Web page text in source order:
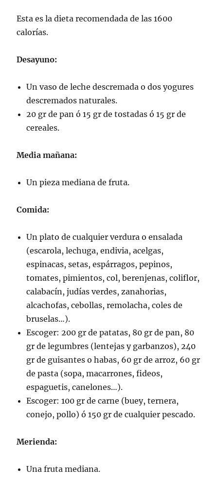
Esta es la dieta recomendada de las 1600
calorías.
Desayuno:
Un vaso de leche descremada o dos yogures
descremados naturales.
20 gr de pan ó 15 gr de tostadas ó 15 gr de
cereales.
Media mañana:
Un pieza mediana de fruta.
Comida:
Un plato de cualquier verdura o ensalada
(escarola, lechuga, endivia, acelgas,
espinacas, setas, espárragos, pepinos,
tomates, pimientos, col, berenjenas, coliflor,
calabacín, judías verdes, zanahorias,
alcachofas, cebollas, remolacha, coles de
bruselas…).
Escoger: 200 gr de patatas, 80 gr de pan, 80
gr de legumbres (lentejas y garbanzos), 240
gr de guisantes o habas, 60 gr de arroz, 60 gr
de pasta (sopa, macarrones, fideos,
espaguetis, canelones…).
Escoger: 100 gr de carne (buey, ternera,
conejo, pollo) ó 150 gr de cualquier pescado.
Merienda:
Una fruta mediana.